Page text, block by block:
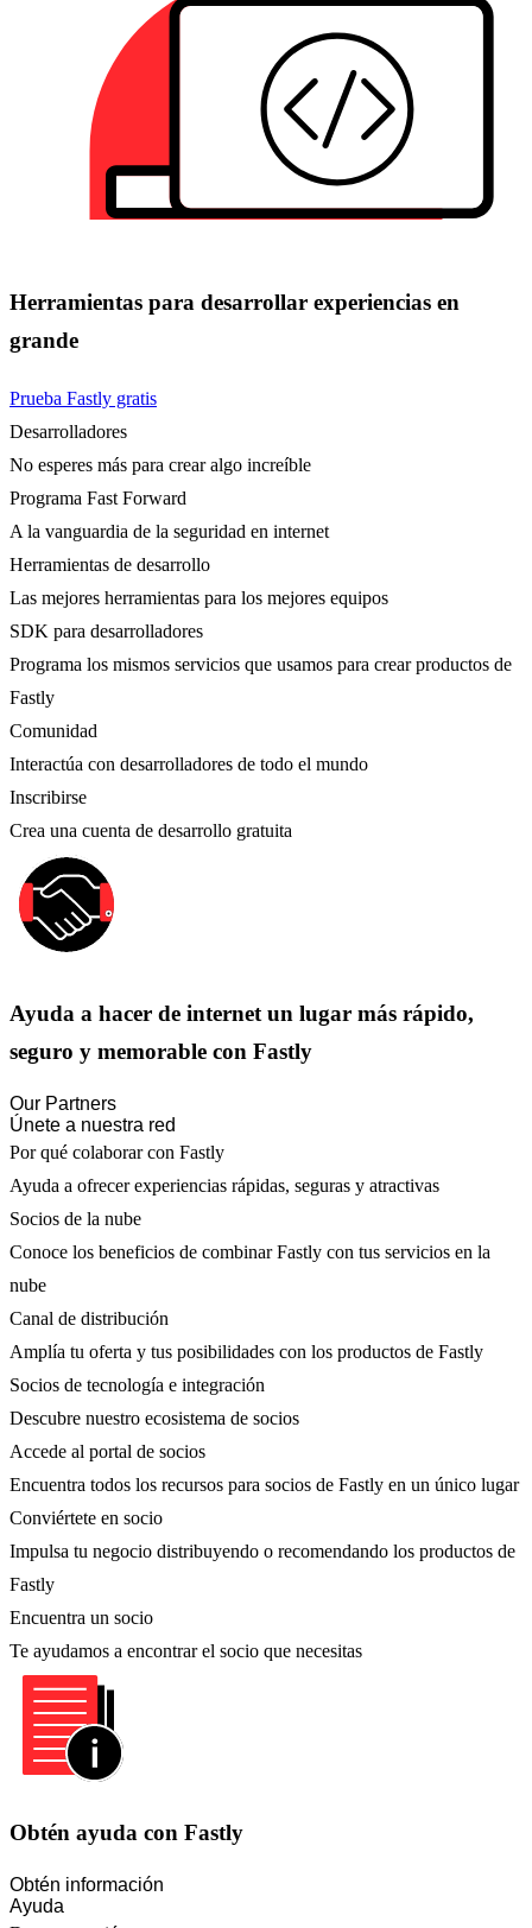
Herramientas para desarrollar experiencias en
grande
Prueba Fastly gratis
Desarrolladores
No esperes más para crear algo increíble
Programa Fast Forward
A la vanguardia de la seguridad en internet
Herramientas de desarrollo
Las mejores herramientas para los mejores equipos
SDK para desarrolladores
Programa los mismos servicios que usamos para crear productos de
Fastly
Comunidad
Interactúa con desarrolladores de todo el mundo
Inscribirse
Crea una cuenta de desarrollo gratuita
Ayuda a hacer de internet un lugar más rápido,
seguro y memorable con Fastly
Our Partners
Únete a nuestra red
Por qué colaborar con Fastly
Ayuda a ofrecer experiencias rápidas, seguras y atractivas
Socios de la nube
Conoce los beneficios de combinar Fastly con tus servicios en la
nube
Canal de distribución
Amplía tu oferta y tus posibilidades con los productos de Fastly
Socios de tecnología e integración
Descubre nuestro ecosistema de socios
Accede al portal de socios
Encuentra todos los recursos para socios de Fastly en un único lugar
Conviértete en socio
Impulsa tu negocio distribuyendo o recomendando los productos de
Fastly
Encuentra un socio
Te ayudamos a encontrar el socio que necesitas
Obtén ayuda con Fastly
Obtén información
Ayuda